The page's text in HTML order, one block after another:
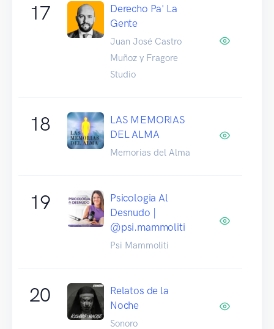
17
Derecho Pa' La
Gente
Juan José Castro
Muñoz y Fragore
Studio
18
LAS MEMORIAS
DEL ALMA
Memorias del Alma
19
Psicologia Al
Desnudo |
@psi.mammoliti
Psi Mammoliti
20
Relatos de la
Noche
Sonoro